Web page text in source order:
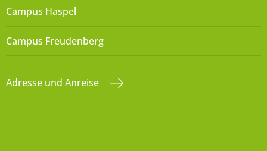
Campus Haspel
Campus Freudenberg
Adresse und Anreise